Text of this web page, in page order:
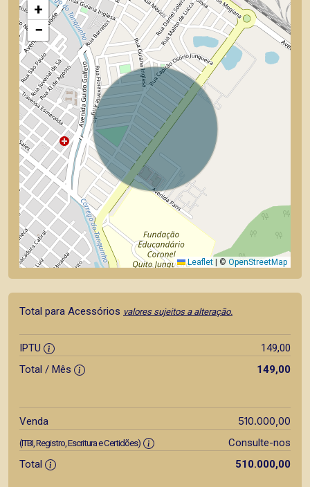
+
−
Leaflet © OpenStreetMap
Total para Acessórios valores sujeitos a alteração.
IPTU
149,00
Total / Mês
149,00
Venda 510.000,00
(ITBI, Registro, Escritura e Certidões)
Consulte-nos
Total
510.000,00